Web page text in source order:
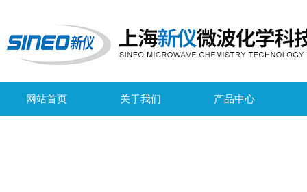
网站首页 关于我们 产品中心